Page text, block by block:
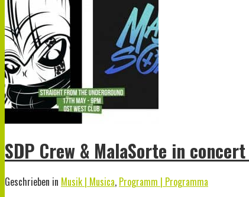
SDP Crew & MalaSorte in
Geschrieben in Musik | Musica, Programm | Programma